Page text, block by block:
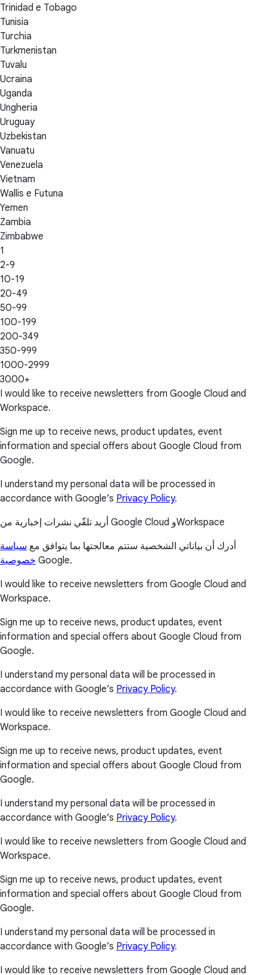
Trinidad e Tobago
Tunisia
Turchia
Turkmenistan
Tuvalu
Ucraina
Uganda
Ungheria
Uruguay
Uzbekistan
Vanuatu
Venezuela
Vietnam
Wallis e Futuna
Yemen
Zambia
Zimbabwe
1
2-9
10-19
20-49
50-99
100-199
200-349
350-999
1000-2999
3000+
I would like to receive newsletters from Google Cloud and
Workspace.
Sign me up to receive news, product updates, event
information and special offers about Google Cloud from
Google.
I understand my personal data will be processed in
accordance with Google’s Privacy Policy.
أريد تلقّي نشرات إخبارية من Google Cloud وWorkspace
أدرك أن بياناتي الشخصية ستتم معالجتها بما يتوافق مع سياسة
خصوصية Google.
I would like to receive newsletters from Google Cloud and
Workspace.
Sign me up to receive news, product updates, event
information and special offers about Google Cloud from
Google.
I understand my personal data will be processed in
accordance with Google’s Privacy Policy.
I would like to receive newsletters from Google Cloud and
Workspace.
Sign me up to receive news, product updates, event
information and special offers about Google Cloud from
Google.
I understand my personal data will be processed in
accordance with Google’s Privacy Policy.
I would like to receive newsletters from Google Cloud and
Workspace.
Sign me up to receive news, product updates, event
information and special offers about Google Cloud from
Google.
I understand my personal data will be processed in
accordance with Google’s Privacy Policy.
I would like to receive newsletters from Google Cloud and